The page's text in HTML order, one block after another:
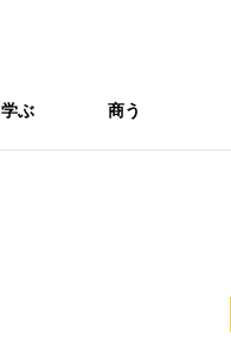
学ぶ 商う